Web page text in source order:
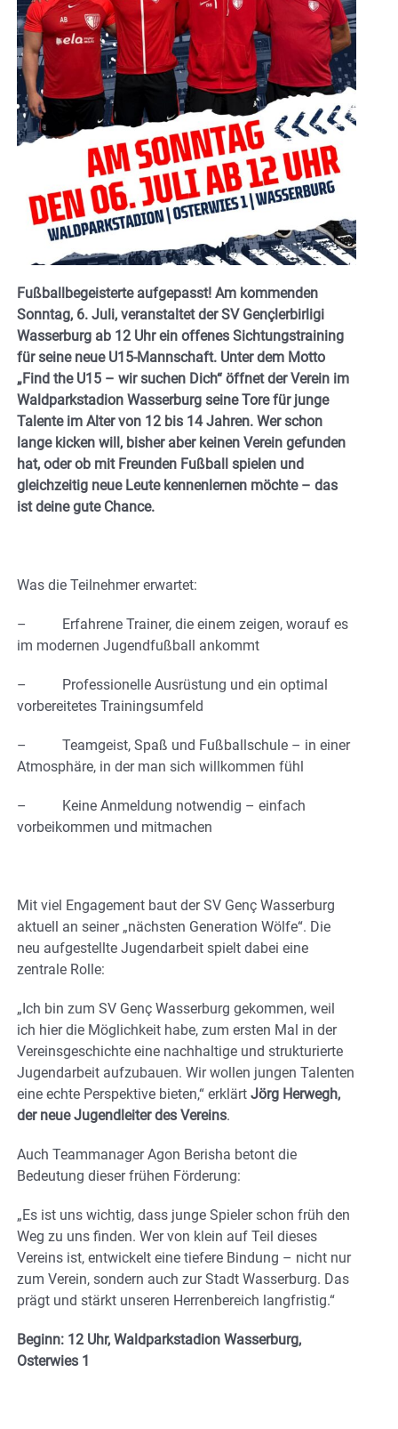
Fußballbegeisterte aufgepasst! Am kommenden
Sonntag, 6. Juli, veranstaltet der SV Gençlerbirligi
Wasserburg ab 12 Uhr ein offenes Sichtungstraining
für seine neue U15-Mannschaft. Unter dem Motto
„Find the U15 – wir suchen Dich“ öffnet der Verein im
Waldparkstadion Wasserburg seine Tore für junge
Talente im Alter von 12 bis 14 Jahren. Wer schon
lange kicken will, bisher aber keinen Verein gefunden
hat, oder ob mit Freunden Fußball spielen und
gleichzeitig neue Leute kennenlernen möchte – das
ist deine gute Chance.
Was die Teilnehmer erwartet:
– Erfahrene Trainer, die einem zeigen, worauf es
im modernen Jugendfußball ankommt
– Professionelle Ausrüstung und ein optimal
vorbereitetes Trainingsumfeld
– Teamgeist, Spaß und Fußballschule – in einer
Atmosphäre, in der man sich willkommen fühl
– Keine Anmeldung notwendig – einfach
vorbeikommen und mitmachen
Mit viel Engagement baut der SV Genç Wasserburg
aktuell an seiner „nächsten Generation Wölfe“. Die
neu aufgestellte Jugendarbeit spielt dabei eine
zentrale Rolle:
„Ich bin zum SV Genç Wasserburg gekommen, weil
ich hier die Möglichkeit habe, zum ersten Mal in der
Vereinsgeschichte eine nachhaltige und strukturierte
Jugendarbeit aufzubauen. Wir wollen jungen Talenten
eine echte Perspektive bieten,“ erklärt Jörg Herwegh,
der neue Jugendleiter des Vereins.
Auch Teammanager Agon Berisha betont die
Bedeutung dieser frühen Förderung:
„Es ist uns wichtig, dass junge Spieler schon früh den
Weg zu uns finden. Wer von klein auf Teil dieses
Vereins ist, entwickelt eine tiefere Bindung – nicht nur
zum Verein, sondern auch zur Stadt Wasserburg. Das
prägt und stärkt unseren Herrenbereich langfristig.“
Beginn: 12 Uhr, Waldparkstadion Wasserburg,
Osterwies 1